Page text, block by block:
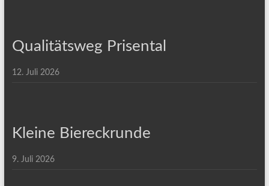
Qualitätsweg Prisental
12. Juli 2026
Kleine Biereckrunde
9. Juli 2026